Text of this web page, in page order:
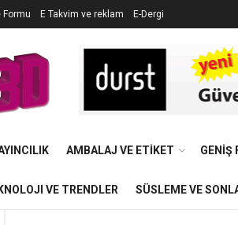
Formu E Takvim ve reklam E-Dergi
AMBALAJ VE ETIKET GENIŞ
VE TRENDLER SÜSLEME VE